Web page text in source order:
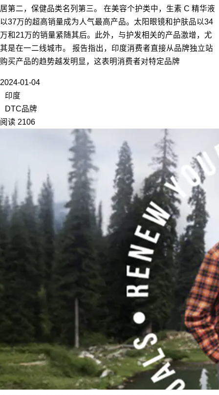
居第二，保健品类名列第三。 在美容个护类中，生素 C 精华液
以37万的超高销量成为人气最高产品。太阳眼镜和护肤品以34
万和21万的销量紧随其后。此外，与护发相关的产品激增，尤
其是在一二线城市。 报告指出，印度消费者直接从品牌独立站
购买产品的趋势越发明显，这表明消费者对特定品牌
2024-01-04
印度
DTC品牌
阅读 2106